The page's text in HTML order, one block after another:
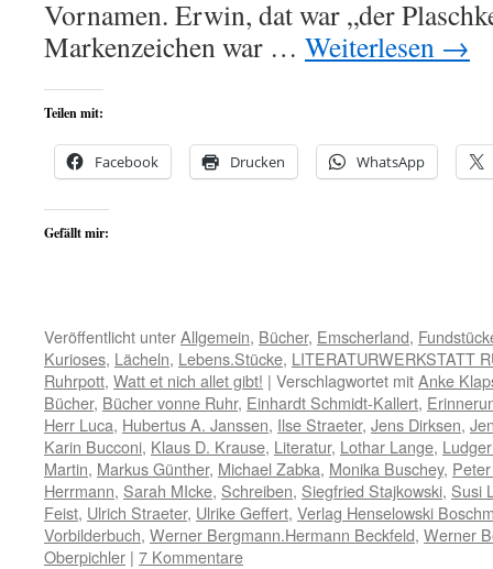
Vornamen. Erwin, dat war „der
Markenzeichen war … Weiterlesen →
Teilen mit:
Facebook Drucken WhatsApp
Gefällt mir:
Veröffentlicht unterAllgemein, Bücher, Emscherland,
Kurioses, Lächeln, Lebens.Stücke, LITERATURWERKSTATT
Ruhrpott, Watt et nich allet gibt! | Verschlagwortet mitAnke
Bücher, Bücher vonne Ruhr, Einhardt Schmidt-Kallert,
Herr Luca, Hubertus A. Janssen, Ilse Straeter, Jens Dirksen,
Karin Bucconi, Klaus D. Krause, Literatur, Lothar Lange,
Martin, Markus Günther, Michael Zabka, Monika Buschey,
Herrmann, Sarah MIcke, Schreiben, Siegfried Stajkowski, Susi
Feist, Ulrich Straeter, Ulrike Geffert, Verlag Henselowski
Vorbilderbuch, Werner Bergmann.Hermann Beckfeld, Werner
Oberpichler | 7 Kommentare